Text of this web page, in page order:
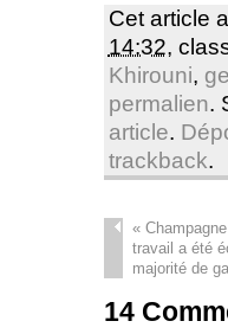
Cet article
14:32,
Khirouni,
permalien.
article.
trackback.
«
travail a été
majorité de
14